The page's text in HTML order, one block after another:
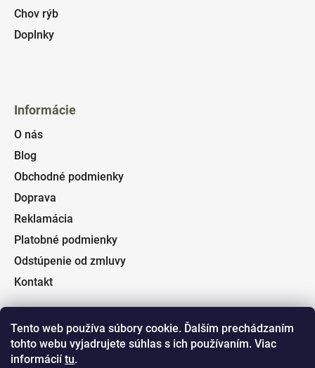
Tento web používa súbory cookie. Ďalším prechádzaním
tohto webu vyjadrujete súhlas s ich používaním. Viac
informáciítu.
Chov rýb
Doplnky
Informácie
O nás
Blog
Obchodné podmienky
Doprava
Reklamácia
Platobné podmienky
Odstúpenie od zmluvy
Kontakt
Facebook